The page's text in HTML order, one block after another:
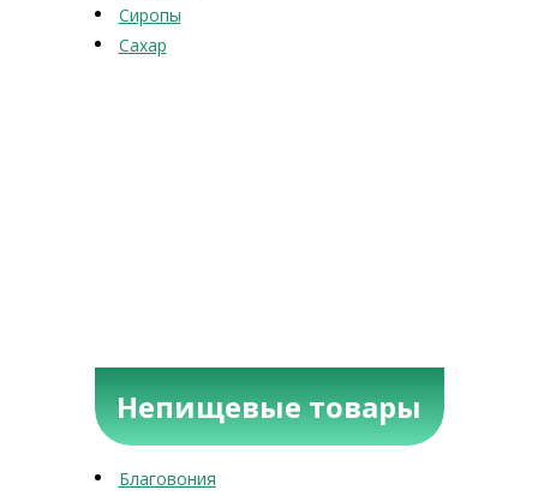
Сиропы
Сахар
Непищевые товары
Благовония